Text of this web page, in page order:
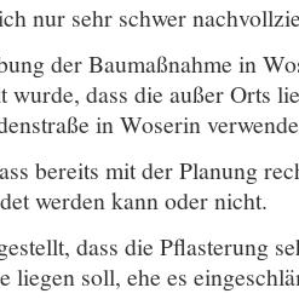
nur sehr schwer
der Baumaßnahme in
wurde, dass die außer Orts
in Woserin
bereits mit der Planung
werden kann oder nicht.
dass die Pflasterung
liegen soll, ehe es